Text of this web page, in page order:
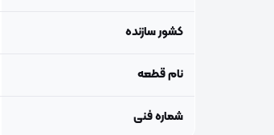
کشور سازنده
نام قطعه
شماره فنی